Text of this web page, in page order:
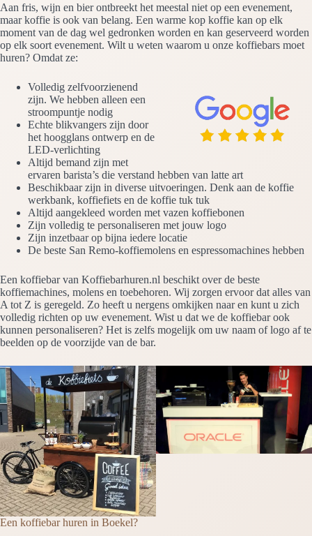
Aan fris, wijn en bier ontbreekt het meestal niet op een evenement,
maar koffie is ook van belang. Een warme kop koffie kan op elk
moment van de dag wel gedronken worden en kan geserveerd worden
op elk soort evenement. Wilt u weten waarom u onze koffiebars moet
huren? Omdat ze:
Volledig zelfvoorzienend
zijn. We hebben alleen een
stroompuntje nodig
Echte blikvangers zijn door
het hoogglans ontwerp en de
LED-verlichting
Altijd bemand zijn met
ervaren barista’s die verstand hebben van latte art
Beschikbaar zijn in diverse uitvoeringen. Denk aan de koffie
werkbank, koffiefiets en de koffie tuk tuk
Altijd aangekleed worden met vazen koffiebonen
Zijn volledig te personaliseren met jouw logo
Zijn inzetbaar op bijna iedere locatie
De beste San Remo-koffiemolens en espressomachines hebben
Een koffiebar van Koffiebarhuren.nl beschikt over de beste
koffiemachines, molens en toebehoren. Wij zorgen ervoor dat alles van
A tot Z is geregeld. Zo heeft u nergens omkijken naar en kunt u zich
volledig richten op uw evenement. Wist u dat we de koffiebar ook
kunnen personaliseren? Het is zelfs mogelijk om uw naam of logo af te
beelden op de voorzijde van de bar.
Een koffiebar huren in Boekel?